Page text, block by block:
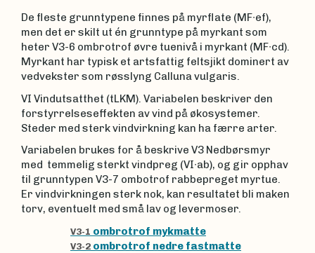
De fleste grunntypene finnes på myrflate (MF∙ef),
men det er skilt ut én grunntype på myrkant som
heter V3-6 ombrotrof øvre tuenivå i myrkant (MF∙cd).
Myrkant har typisk et artsfattig feltsjikt dominert av
vedvekster som røsslyng Calluna vulgaris.
VI Vindutsatthet (tLKM). Variabelen beskriver den
forstyrrelseseffekten av vind på økosystemer.
Steder med sterk vindvirkning kan ha færre arter.
Variabelen brukes for å beskrive V3 Nedbørsmyr
med temmelig sterkt vindpreg (VI∙ab), og gir opphav
til grunntypen V3-7 ombotrof rabbepreget myrtue.
Er vindvirkningen sterk nok, kan resultatet bli maken
torv, eventuelt med små lav og levermoser.
V3-1 ombrotrof mykmatte
V3-2 ombrotrof nedre fastmatte